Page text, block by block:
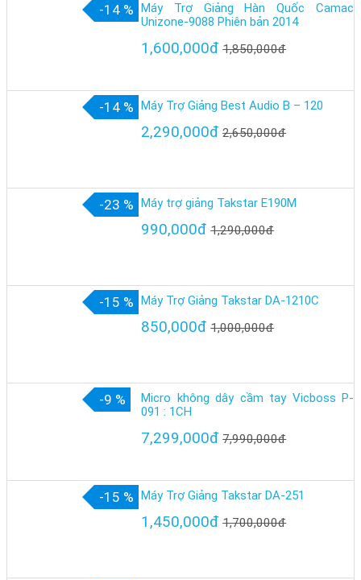
-14 % Máy Trợ Giảng Hàn Quốc Camac
Unizone-9088 Phiên bản 2014
1,600,000đ 1,850,000đ
-14 % Máy Trợ Giảng Best Audio B – 120
2,290,000đ 2,650,000đ
-23 % Máy trợ giảng Takstar E190M
990,000đ 1,290,000đ
-15 % Máy Trợ Giảng Takstar DA-1210C
850,000đ 1,000,000đ
-9 %
Micro không dây cầm tay Vicboss P-
091 : 1CH
7,299,000đ 7,990,000đ
-15 % Máy Trợ Giảng Takstar DA-251
1,450,000đ 1,700,000đ